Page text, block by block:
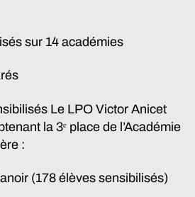
sur 14 académies
Le LPO Victor Anicet
la 3ᵉ place de l’Académie
:
(178 élèves sensibilisés)